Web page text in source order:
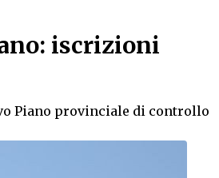
iscrizioni
Piano provinciale di controllo